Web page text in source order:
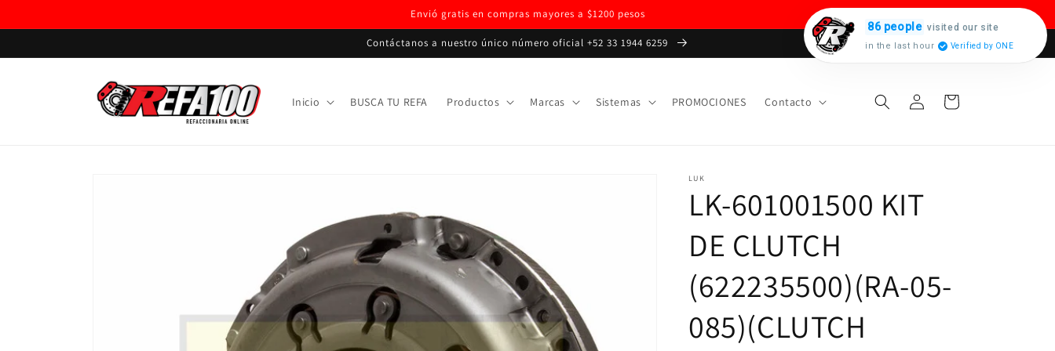
al contenido
Envió gratis en compras mayores a $1200 pesos
Contáctanos a nuestro único número oficial +52 33 1944 6259
Inicio BUSCA TU REFA Productos Marcas Sistemas PROMOCIONES Contacto
Iniciar
sesión
Carrito
LUK
LK-601001500 KIT
DE CLUTCH
(622235500)(RA-05-
085)(CLUTCH
86 people visited our site
in the last hour Verified by ONE